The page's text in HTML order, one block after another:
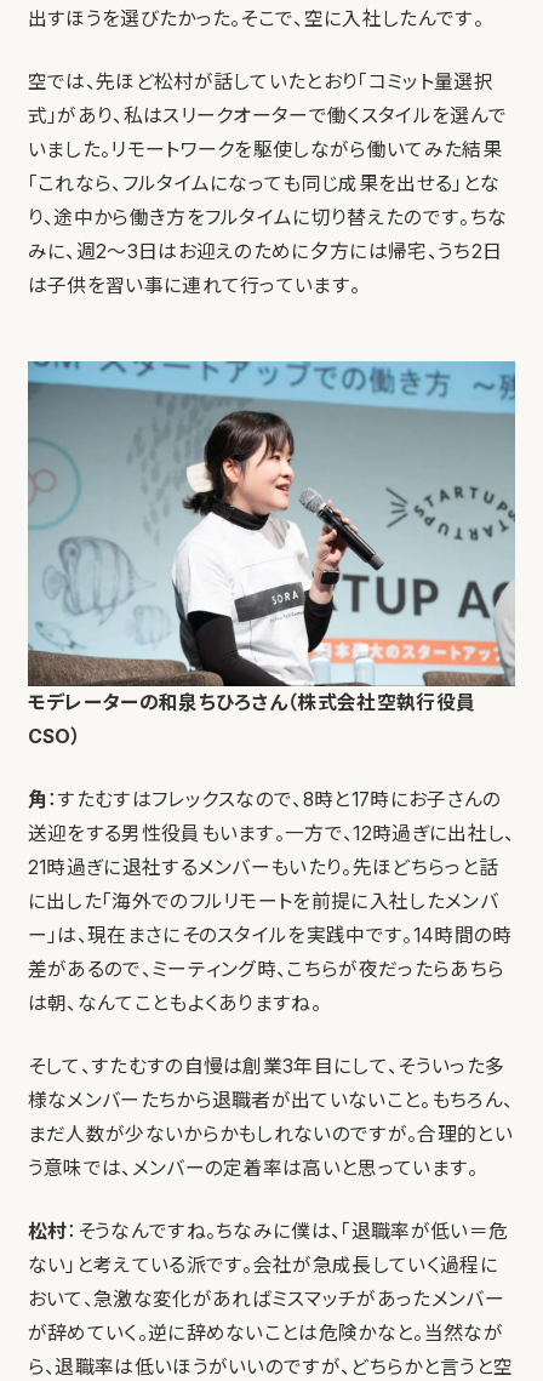
出すほうを選びたかった。そこで、空に入社したんです。
空では、先ほど松村が話していたとおり「コミット量選択
式」があり、私はスリークオーターで働くスタイルを選んで
いました。リモートワークを駆使しながら働いてみた結果
「これなら、フルタイムになっても同じ成果を出せる」とな
り、途中から働き方をフルタイムに切り替えたのです。ちな
みに、週2〜3日はお迎えのために夕方には帰宅、うち2日
は子供を習い事に連れて行っています。
モデレーターの和泉ちひろさん（株式会社空執行役員
CSO）
角 ：すたむすはフレックスなので、8時と17時にお子さんの
送迎をする男性役員もいます。一方で、12時過ぎに出社し、
21時過ぎに退社するメンバーもいたり。先ほどちらっと話
に出した「海外でのフルリモートを前提に入社したメンバ
ー」は、現在まさにそのスタイルを実践中です。14時間の時
差があるので、ミーティング時、こちらが夜だったらあちら
は朝、なんてこともよくありますね。
そして、すたむすの自慢は創業3年目にして、そういった多
様なメンバーたちから退職者が出ていないこと。もちろん、
まだ人数が少ないからかもしれないのですが。合理的とい
う意味では、メンバーの定着率は高いと思っています。
松村：そうなんですね。ちなみに僕は、「退職率が低い＝危
ない」と考えている派です。会社が急成長していく過程に
おいて、急激な変化があればミスマッチがあったメンバー
が辞めていく。逆に辞めないことは危険かなと。当然なが
ら、退職率は低いほうがいいのですが、どちらかと言うと空